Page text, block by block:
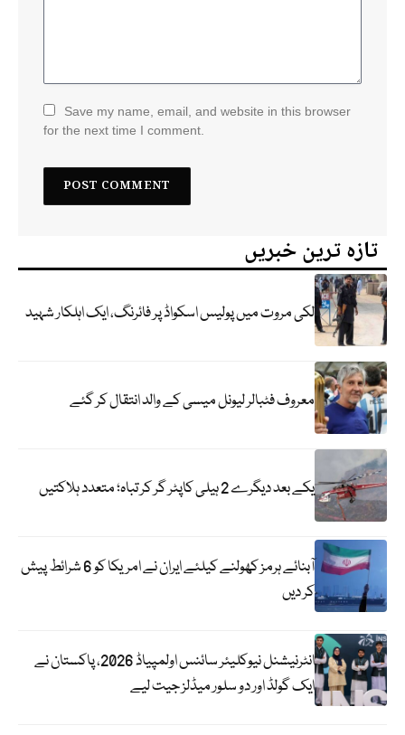
Save my name, email, and website in this browser
for the next time I comment.
تازہ ترین خبریں
لکی مروت میں پولیس اسکواڈ پر فائرنگ، ایک اہلکار شہید
معروف فٹبالر لیونل میسی کے والد انتقال کر گئے
یکے بعد دیگرے 2 ہیلی کاپٹر گر کر تباہ؛ متعدد ہلاکتیں
آبنائے ہرمز کھولنے کیلئے ایران نے امریکا کو 6 شرائط پیش
کر دیں
انٹرنیشنل نیوکلیئر سائنس اولمپیاڈ 2026، پاکستان نے
ایک گولڈ اور دو سلور میڈلز جیت لیے